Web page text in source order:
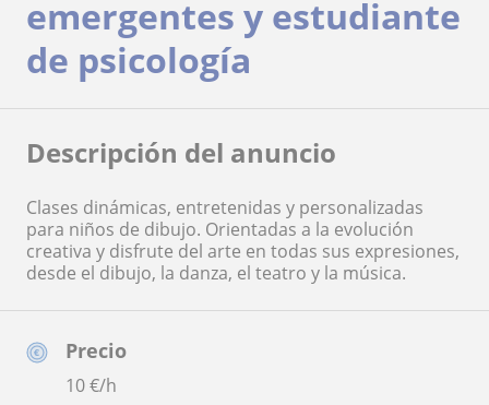
Precio
10€/h
emergentes y estudiante
de psicología
Descripción del anuncio
Clases dinámicas, entretenidas y personalizadas
para niños de dibujo. Orientadas a la evolución
creativa y disfrute del arte en todas sus expresiones,
desde el dibujo, la danza, el teatro y la música.